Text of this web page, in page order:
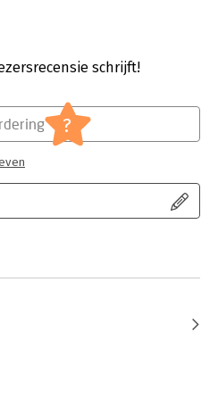
Mens en maatschappij
schrijft!
?